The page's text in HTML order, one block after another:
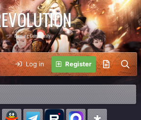
Gaming Community
Log in Register